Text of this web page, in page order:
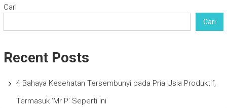
Cari
Cari
Recent Posts
4 Bahaya Kesehatan Tersembunyi pada Pria Usia Produktif,
Termasuk ‘Mr P’ Seperti Ini